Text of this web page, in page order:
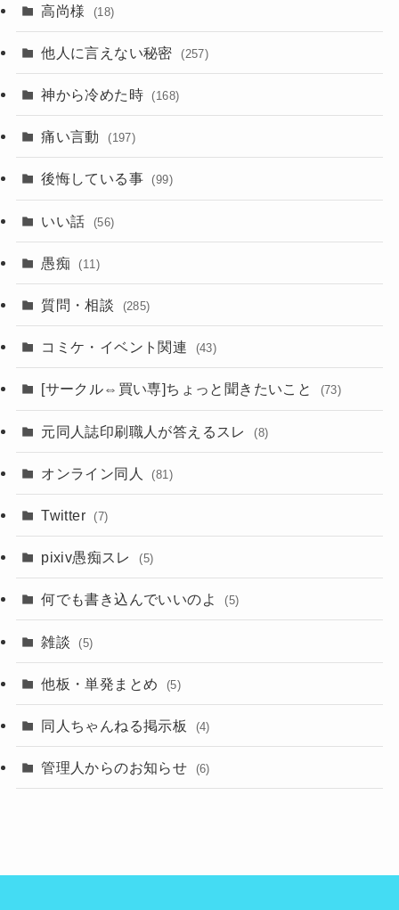
高尚様 (18)
他人に言えない秘密 (257)
神から冷めた時 (168)
痛い言動 (197)
後悔している事 (99)
いい話 (56)
愚痴 (11)
質問・相談 (285)
コミケ・イベント関連 (43)
[サークル⇔買い専]ちょっと聞きたいこと (73)
元同人誌印刷職人が答えるスレ (8)
オンライン同人 (81)
Twitter (7)
pixiv愚痴スレ (5)
何でも書き込んでいいのよ (5)
雑談 (5)
他板・単発まとめ (5)
同人ちゃんねる掲示板 (4)
管理人からのお知らせ (6)